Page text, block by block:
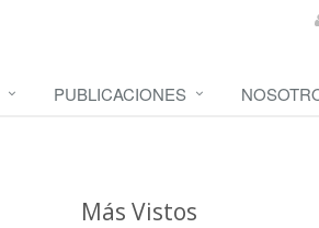
PUBLICACIONES
Más Vistos